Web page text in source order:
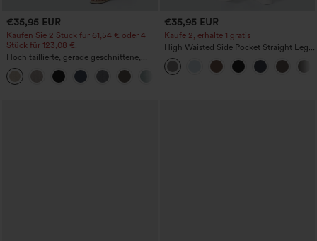
€35,95 EUR
Kaufen Sie 2 Stück für 61,54 € oder 4
Stück für 123,08 €.
Hoch taillierte, gerade geschnittene,
legere Leinen-Optik-Hose mit Taschen
€35,95 EUR
Kaufe 2, erhalte 1 gratis
High Waisted Side Pocket Straight Leg
Work Pants